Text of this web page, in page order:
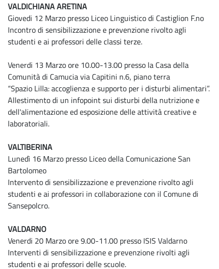
VALDICHIANA ARETINA
Giovedi 12 Marzo presso Liceo Linguistico di Castiglion F.no
Incontro di sensibilizzazione e prevenzione rivolto agli
studenti e ai professori delle classi terze.
Venerdi 13 Marzo ore 10.00-13.00 presso la Casa della
Comunità di Camucia via Capitini n.6, piano terra
“Spazio Lilla: accoglienza e supporto per i disturbi alimentari”.
Allestimento di un infopoint sui disturbi della nutrizione e
dell'alimentazione ed esposizione delle attività creative e
laboratoriali.
VALTIBERINA
Lunedì 16 Marzo presso Liceo della Comunicazione San
Bartolomeo
Intervento di sensibilizzazione e prevenzione rivolto agli
studenti e ai professori in collaborazione con il Comune di
Sansepolcro.
VALDARNO
Venerdi 20 Marzo ore 9.00-11.00 presso ISIS Valdarno
Interventi di sensibilizzazione e prevenzione rivolti agli
studenti e ai professori delle scuole.